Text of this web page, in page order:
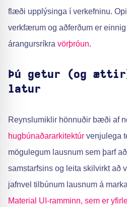
flæði upplýsinga í verkefninu.
verkfærum og aðferðum er
árangursríkra vörþróun.
Þú getur (og
latur
Reynslumiklir hönnuðir bæði af
hugbúnaðararkitektúr venjulega
mögulegum lausnum sem þarf
samstarfsins og leita skilvirkt að
jafnvel tilbúnum lausnum á
Material UI-ramminn, sem er